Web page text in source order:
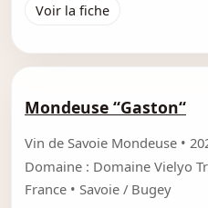
Voir la fiche
Mondeuse “Gaston“
Vin de Savoie Mondeuse •
Domaine : Domaine Vielyo
France • Savoie / Bugey